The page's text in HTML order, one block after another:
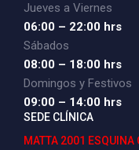
Jueves a Viernes
06:00 – 22:00 hrs
Sábados
08:00 – 18:00 hrs
Domingos y Festivos
09:00 – 14:00 hrs
SEDE CLÍNICA
MATTA 2001 ESQUINA